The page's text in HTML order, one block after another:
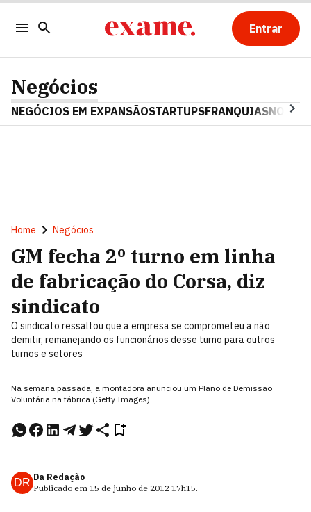
Entrar
Negócios
NEGÓCIOS EM EXPANSÃOSTARTUPSFRANQUIAS
Home Negócios
GM fecha 2º turno em linha
de fabricação do Corsa, diz
sindicato
O sindicato ressaltou que a empresa se comprometeu a não
demitir, remanejando os funcionários desse turno para outros
turnos e setores
Na semana passada, a montadora anunciou um Plano de Demissão
Voluntária na fábrica (Getty Images)
DR Da Redação
Publicado em 15 de junho de 2012 17h15.